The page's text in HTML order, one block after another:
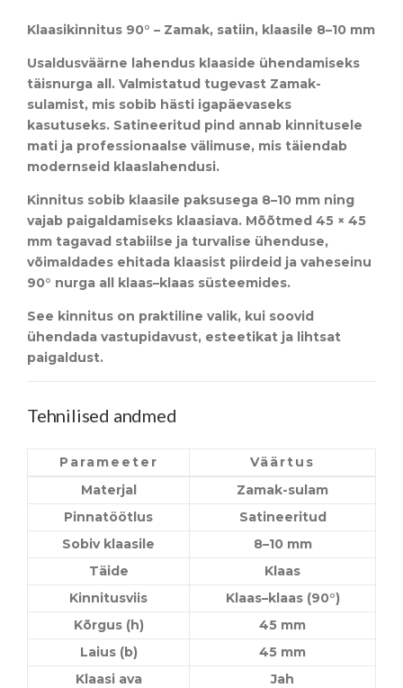
Klaasikinnitus 90° – Zamak, satiin, klaasile 8–10 mm
Usaldusväärne lahendus klaaside ühendamiseks
täisnurga all. Valmistatud tugevast Zamak-
sulamist, mis sobib hästi igapäevaseks
kasutuseks. Satineeritud pind annab kinnitusele
mati ja professionaalse välimuse, mis täiendab
modernseid klaaslahendusi.
Kinnitus sobib klaasile paksusega 8–10 mm ning
vajab paigaldamiseks klaasiava. Mõõtmed 45 × 45
mm tagavad stabiilse ja turvalise ühenduse,
võimaldades ehitada klaasist piirdeid ja vaheseinu
90° nurga all klaas–klaas süsteemides.
See kinnitus on praktiline valik, kui soovid
ühendada vastupidavust, esteetikat ja lihtsat
paigaldust.
Tehnilised andmed
Parameeter
Väärtus
Materjal
Zamak-sulam
Pinnatöötlus
Satineeritud
Sobiv klaasile
8–10 mm
Täide
Klaas
Kinnitusviis
Klaas–klaas (90°)
Kõrgus (h)
45 mm
Laius (b)
45 mm
Klaasi ava
Jah